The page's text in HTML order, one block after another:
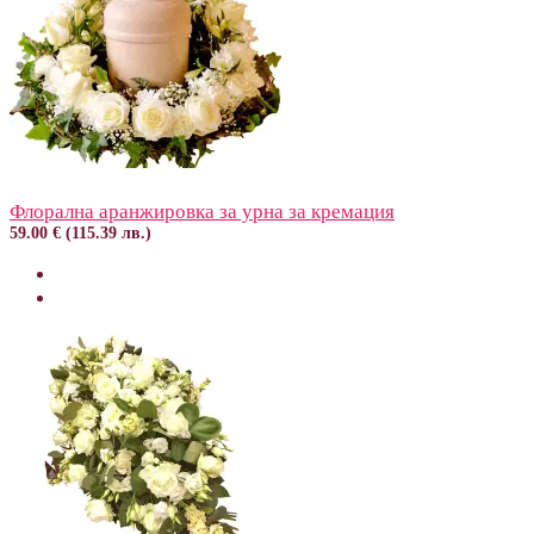
Флорална аранжировка за урна за кремация
59.00 € (115.39 лв.)